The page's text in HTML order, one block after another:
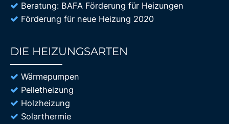
Beratung: BAFA Förderung für Heizungen
Förderung für neue Heizung 2020
DIE HEIZUNGSARTEN
Wärmepumpen
Pelletheizung
Holzheizung
Solarthermie